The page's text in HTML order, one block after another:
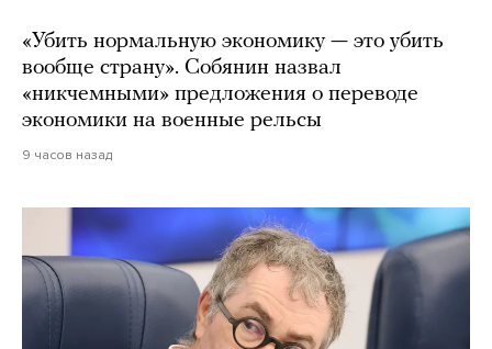
«Убить нормальную экономику — это убить
вообще страну». Собянин назвал
«никчемными» предложения о переводе
экономики на военные рельсы
9 часов назад